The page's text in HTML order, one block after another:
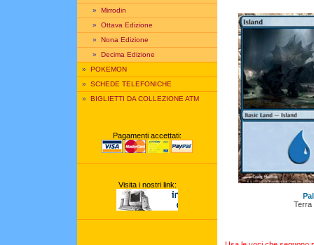
» Mirrodin
» Ottava Edizione
» Nona Edizione
» Decima Edizione
» POKEMON
» SCHEDE TELEFONICHE
» BIGLIETTI DA COLLEZIONE ATM
Pagamenti accettati:
Visita i nostri link:
Terra